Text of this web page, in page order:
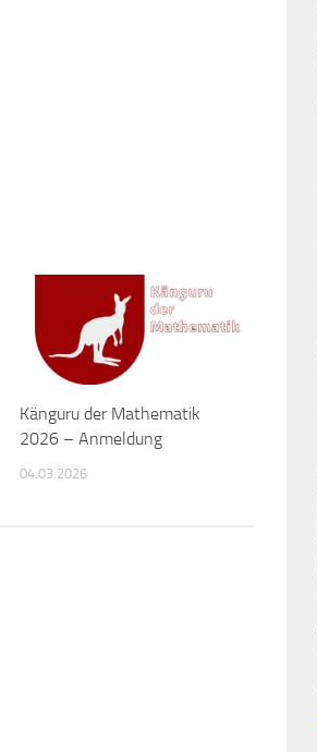
Känguru der Mathematik
2026 – Anmeldung
04.03.2026